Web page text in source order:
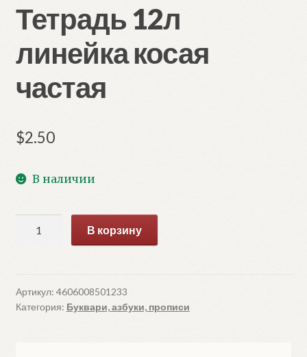
Тетрадь 12л
линейка косая
частая
$2.50
В наличии
товара
12л
линейка
косая
В корзину
Артикул: 4606008501233
Категория: Буквари, азбуки, прописи